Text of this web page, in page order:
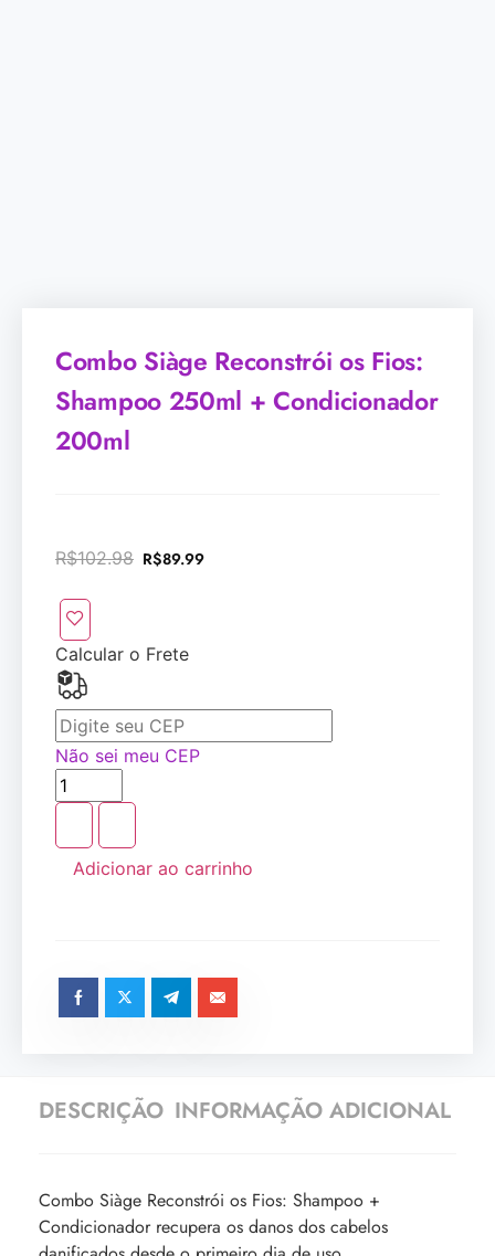
Combo Siàge Reconstrói os Fios:
Shampoo 250ml + Condicionador
200ml
R$102.98 R$89.99
Calcular o Frete
Não sei meu CEP
Adicionar ao carrinho
DESCRIÇÃO INFORMAÇÃO ADICIONAL
Combo Siàge Reconstrói os Fios: Shampoo +
Condicionador recupera os danos dos cabelos